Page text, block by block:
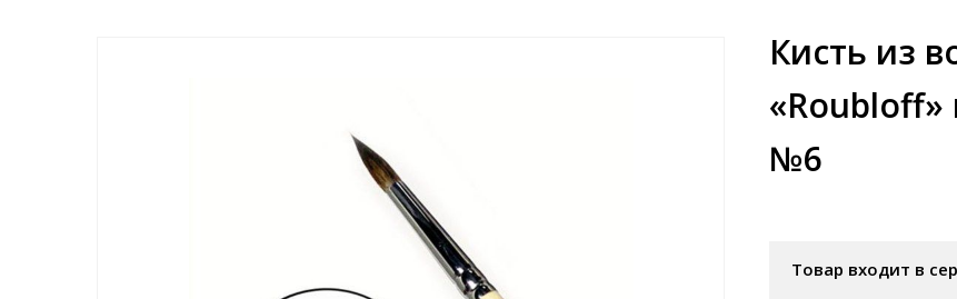
Кисть из
«Roubloff»
№6
Товар входит в